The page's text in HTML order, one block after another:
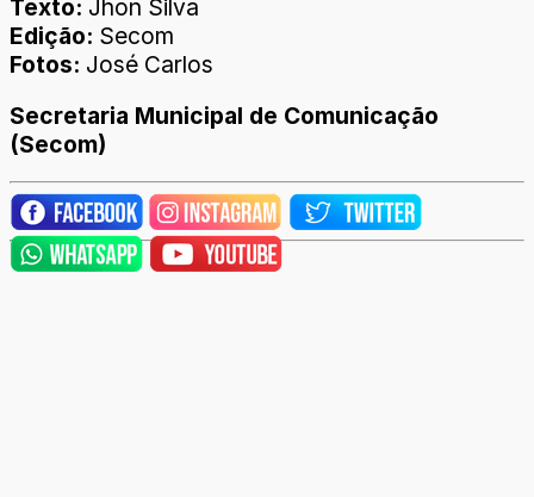
Texto: Jhon Silva
Edição: Secom
Fotos: José Carlos
Secretaria Municipal de Comunicação
(Secom)